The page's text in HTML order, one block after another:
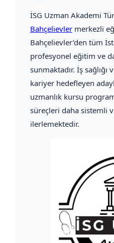
İSG Uzman Akademi
Bahçelievler merkezli
Bahçelievler’den tüm
profesyonel eğitim ve
sunmaktadır. İş sağlığı
kariyer hedefleyen
uzmanlık kursu
süreçleri daha sistemli
ilerlemektedir.